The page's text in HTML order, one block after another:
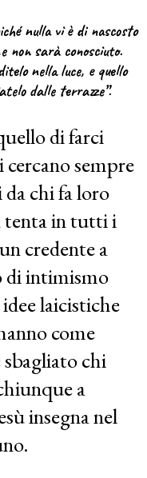
nulla vi è di nascosto
non sarà conosciuto.
nella luce, e quello
dalle terrazze”.
di farci
sempre
chi fa loro
tenta in tutti i
credente a
di intimismo
laicistiche
come
chi
a
insegna nel